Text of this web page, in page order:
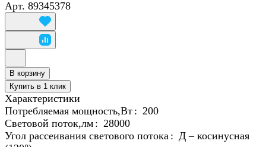
Арт. 89345378
В корзину
Купить в 1 клик
Характеристики
Потребляемая мощность,Вт : 200
Световой поток,лм : 28000
Угол рассеивания светового потока : Д – косинусная